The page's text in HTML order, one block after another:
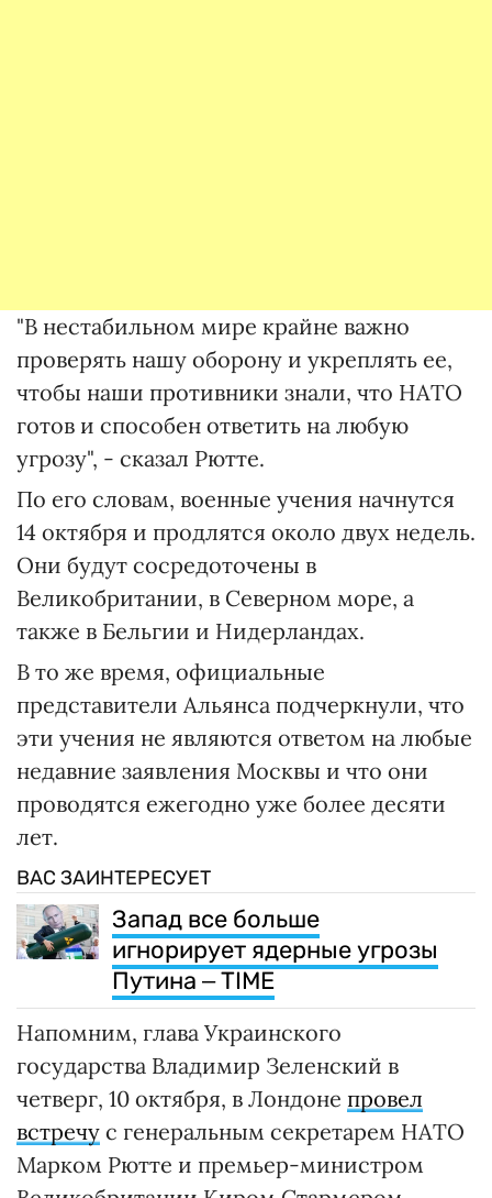
"В нестабильном мире крайне важно
проверять нашу оборону и укреплять ее,
чтобы наши противники знали, что НАТО
готов и способен ответить на любую
угрозу", - сказал Рютте.
По его словам, военные учения начнутся
14 октября и продлятся около двух недель.
Они будут сосредоточены в
Великобритании, в Северном море, а
также в Бельгии и Нидерландах.
В то же время, официальные
представители Альянса подчеркнули, что
эти учения не являются ответом на любые
недавние заявления Москвы и что они
проводятся ежегодно уже более десяти
лет.
ВАС ЗАИНТЕРЕСУЕТ
Запад все больше
игнорирует ядерные угрозы
Путина ‒ TIME
Напомним, глава Украинского
государства Владимир Зеленский в
четверг, 10 октября, в Лондоне провел
встречу с генеральным секретарем НАТО
Марком Рютте и премьер-министром